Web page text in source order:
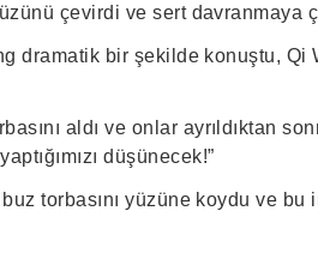
çevirdi ve sert davranmaya
dramatik bir şekilde konuştu,
aldı ve onlar ayrıldıktan
düşünecek!”
torbasını yüzüne koydu ve bu